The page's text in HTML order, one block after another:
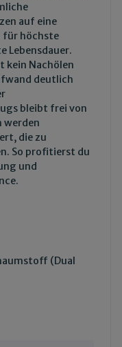
auf eine
für höchste
Lebensdauer.
kein Nachölen
deutlich
bleibt frei von
werden
die zu
So profitierst du
und
(Dual